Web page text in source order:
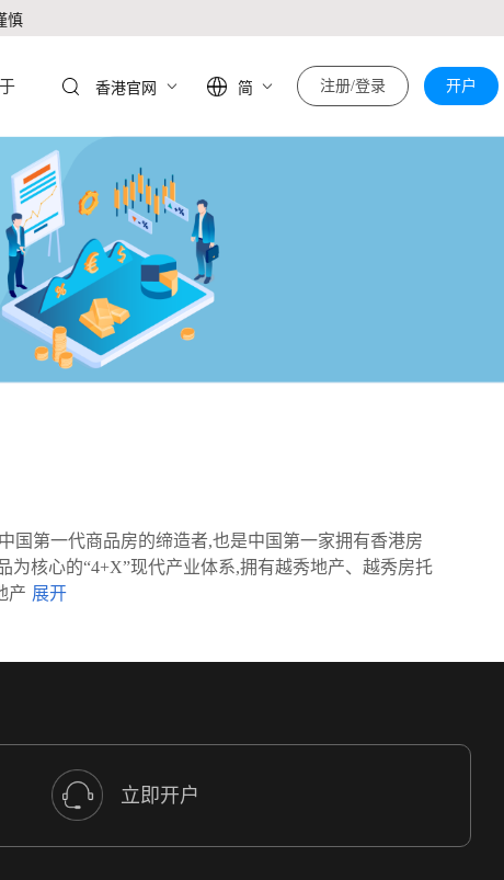
慎
香港官网 简 注册/登录 开户
国第一代商品房的缔造者,也是中国第一家拥有香港房
核心的“4+X”现代产业体系,拥有越秀地产、越秀房托
产
立即开户